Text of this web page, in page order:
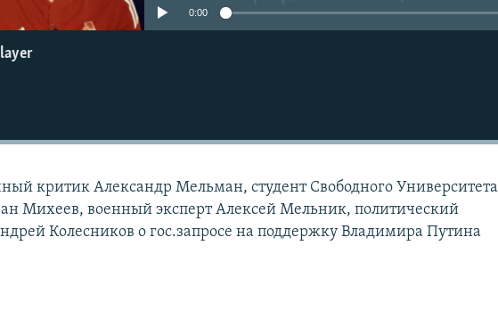
0:00
критик Александр Мельман, студент Свободного Университета
Михеев, военный эксперт Алексей Мельник, политический
Колесников о гос.запросе на поддержку Владимира Путина